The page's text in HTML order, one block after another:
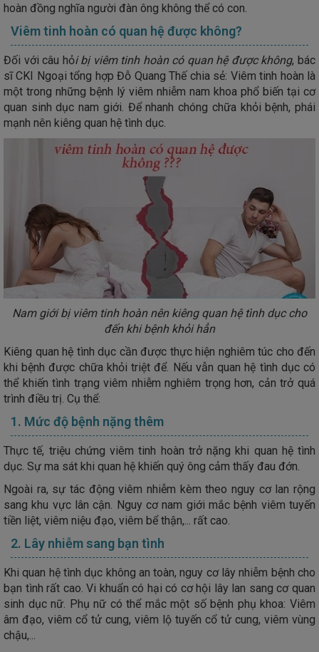
hoàn đồng nghĩa người đàn ông không thể có con.
Viêm tinh hoàn có quan hệ được không?
Đối với câu hỏi bị viêm tinh hoàn có quan hệ được không, bác
sĩ CKI Ngoại tổng hợp Đỗ Quang Thế chia sẻ: Viêm tinh hoàn là
một trong những bệnh lý viêm nhiễm nam khoa phổ biến tại cơ
quan sinh dục nam giới. Để nhanh chóng chữa khỏi bệnh, phái
mạnh nên kiêng quan hệ tình dục.
Nam giới bị viêm tinh hoàn nên kiêng quan hệ tình dục cho
đến khi bệnh khỏi hẳn
Kiêng quan hệ tình dục cần được thực hiện nghiêm túc cho đến
khi bệnh được chữa khỏi triệt để. Nếu vẫn quan hệ tình dục có
thể khiến tình trạng viêm nhiễm nghiêm trọng hơn, cản trở quá
trình điều trị. Cụ thể:
1. Mức độ bệnh nặng thêm
Thực tế, triệu chứng viêm tinh hoàn trở nặng khi quan hệ tình
dục. Sự ma sát khi quan hệ khiến quý ông cảm thấy đau đớn.
Ngoài ra, sự tác động viêm nhiễm kèm theo nguy cơ lan rộng
sang khu vực lân cận. Nguy cơ nam giới mắc bệnh viêm tuyến
tiền liệt, viêm niệu đạo, viêm bể thận,... rất cao.
2. Lây nhiễm sang bạn tình
Khi quan hệ tình dục không an toàn, nguy cơ lây nhiễm bệnh cho
bạn tình rất cao. Vi khuẩn có hại có cơ hội lây lan sang cơ quan
sinh dục nữ. Phụ nữ có thể mắc một số bệnh phụ khoa: Viêm
âm đạo, viêm cổ tử cung, viêm lộ tuyến cổ tử cung, viêm vùng
chậu,...